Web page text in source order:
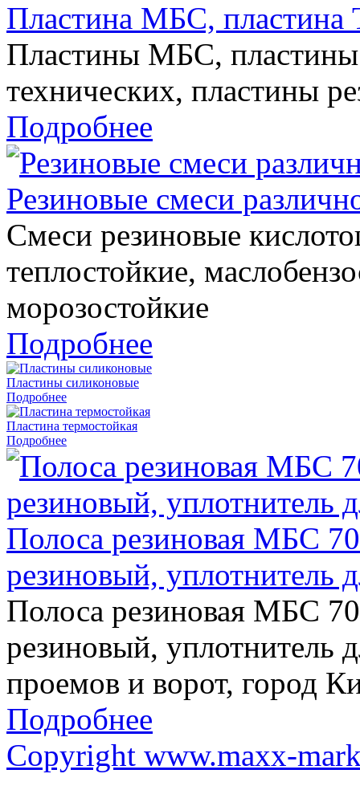
Пластина МБС,
Пластины МБС,
технических, пластины
Подробнее
Резиновые смеси
Смеси резиновые
теплостойкие,
морозостойкие
Подробнее
Пластины силиконовые
Подробнее
Пластина термостойкая
Подробнее
Полоса резиновая МБС
резиновый, уплотнитель
Полоса резиновая МБС
резиновый, уплотнитель
проемов и ворот, город
Подробнее
Copyright www.maxx-